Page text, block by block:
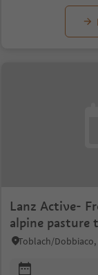
Lanz Active-
alpine pasture
Allwartstein